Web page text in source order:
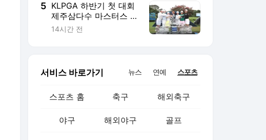
5 KLPGA 하반기 첫 대회
제주삼다수 마스터스 개
막…고지원 출격
14시간 전
서비스 바로가기 뉴스 연예 스포츠
스포츠 홈 축구 해외축구
야구 해외야구 골프